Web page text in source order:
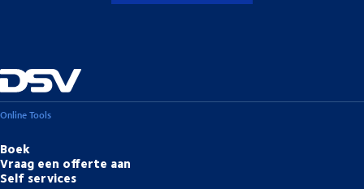
Online Tools
Boek
Vraag een offerte aan
Self services